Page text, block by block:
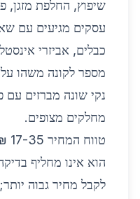
שיפוץ, החלפת מזגן,
עסקים מגיעים עם
כבלים, אביזרי
מספר לקונה משהו
נקי שונה מברזים עם
מחלקים מצופים.
הוא אינו מחליף
לקבל מחיר גבוה